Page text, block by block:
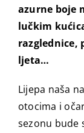
azurne boje
lučkim
razglednice,
ljeta…
Lijepa naša
otocima i
sezonu bude